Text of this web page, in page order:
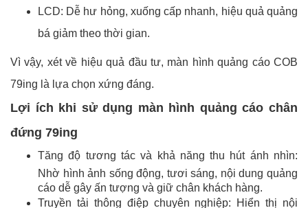
LCD: Dễ hư hỏng, xuống cấp nhanh, hiệu quả quảng
bá giảm theo thời gian.
Vì vậy, xét về hiệu quả đầu tư, màn hình quảng cáo COB
79ing là lựa chọn xứng đáng.
Lợi ích khi sử dụng màn hình quảng cáo chân
đứng 79ing
Tăng độ tương tác và khả năng thu hút ánh nhìn:
Nhờ hình ảnh sống động, tươi sáng, nội dung quảng
cáo dễ gây ấn tượng và giữ chân khách hàng.
Truyền tải thông điệp chuyên nghiệp: Hiển thị nội